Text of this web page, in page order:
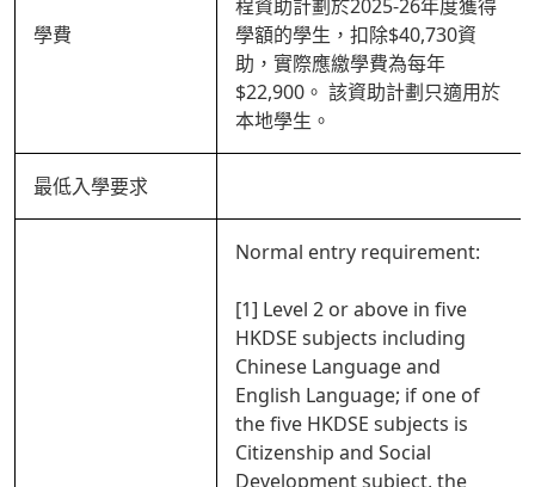
學費
程資助計劃於2025-26年度獲得
學額的學生，扣除$40,730資
助，實際應繳學費為每年
$22,900。 該資助計劃只適用於
本地學生。
最低入學要求
Normal entry requirement:
[1] Level 2 or above in five
HKDSE subjects including
Chinese Language and
English Language; if one of
the five HKDSE subjects is
Citizenship and Social
Development subject, the